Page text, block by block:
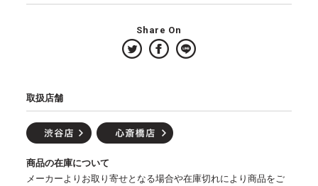
Share On
取扱店舗
商品の在庫について
メーカーよりお取り寄せとなる場合や在庫切れにより商品をご